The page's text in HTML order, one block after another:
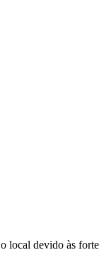
devido às